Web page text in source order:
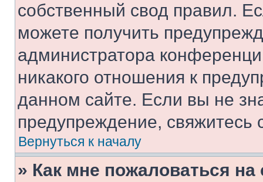
собственный свод правил.
можете получить
администратора
никакого отношения к
данном сайте. Если вы не
предупреждение,
Вернуться к началу
» Как мне пожаловаться